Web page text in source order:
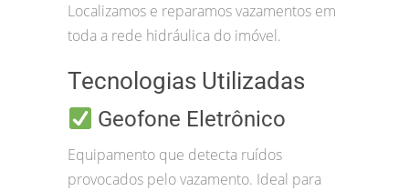
Localizamos e reparamos vazamentos em
toda a rede hidráulica do imóvel.
Tecnologias Utilizadas
Geofone Eletrônico
Equipamento que detecta ruídos
provocados pelo vazamento. Ideal para